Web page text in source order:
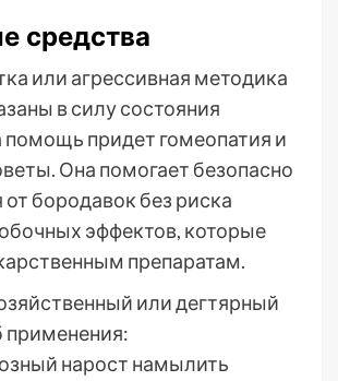
средства
или агрессивная методика
в силу состояния
помощь придет гомеопатия и
Она помогает безопасно
от бородавок без риска
эффектов, которые
препаратам.
или дегтярный
применения:
нарост намылить